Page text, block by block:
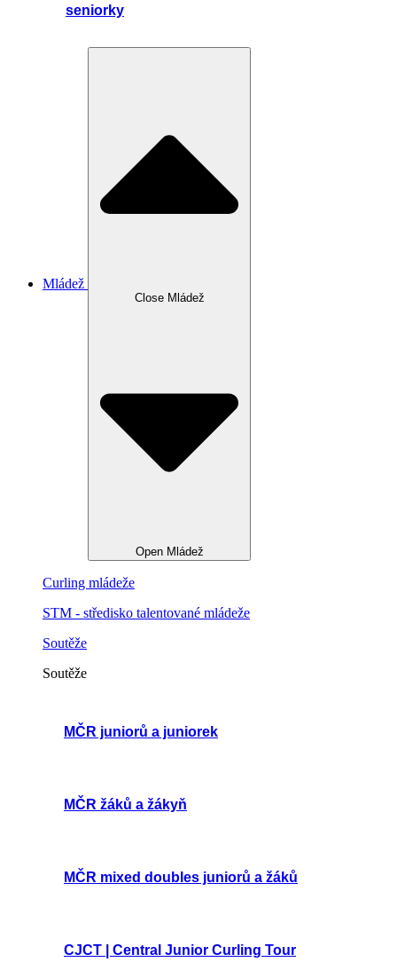
seniorky
Mládež
Close Mládež
Open Mládež
Curling mládeže
STM - středisko talentované mládeže
Soutěže
Soutěže
MČR juniorů a juniorek
MČR žáků a žákyň
MČR mixed doubles juniorů a žáků
CJCT | Central Junior Curling Tour